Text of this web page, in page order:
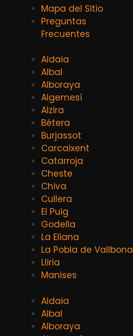
Mapa del Sitio
Preguntas
Frecuentes
Aldaia
Albal
Alboraya
Algemesí
Alzira
Bétera
Burjassot
Carcaixent
Catarroja
Cheste
Chiva
Cullera
El Puig
Godella
La Eliana
La Pobla de Vallbona
Lliria
Manises
Aldaia
Albal
Alboraya